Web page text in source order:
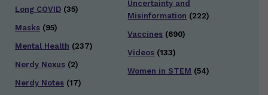
Long COVID (35)
Masks (95)
Mental Health (237)
Nerdy Nexus (2)
Nerdy Notes (17)
Uncertainty and
Misinformation (222)
Vaccines (690)
Videos (133)
Women in STEM (54)